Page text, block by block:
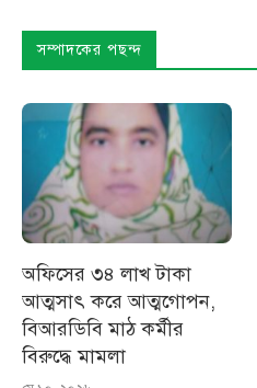
সম্পাদকের পছন্দ
অফিসের ৩৪ লাখ টাকা
আত্মসাৎ করে আত্মগোপন,
বিআরডিবি মাঠ কর্মীর
বিরুদ্ধে মামলা